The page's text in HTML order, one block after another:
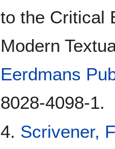
to the Critical
Modern
Eerdmans
8028-4098-1.
4. Scrivener,